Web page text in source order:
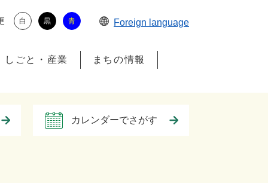
白 黒 青 Foreign language
しごと・産業 まちの情報
カレンダーでさがす